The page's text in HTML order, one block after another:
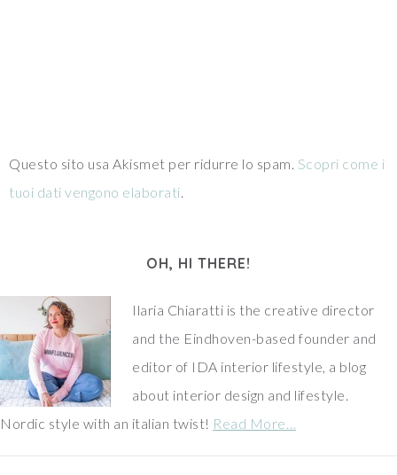
Questo sito usa Akismet per ridurre lo spam. Scopri come i
tuoi dati vengono elaborati.
OH, HI THERE!
Ilaria Chiaratti is the creative director
and the Eindhoven-based founder and
editor of IDA interior lifestyle, a blog
about interior design and lifestyle.
Nordic style with an italian twist! Read More…